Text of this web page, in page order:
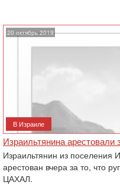
20 октябрь 2019
В Израиле
Израильтянина
Израильтянин из поселения
арестован вчера за то, что
ЦАХАЛ.